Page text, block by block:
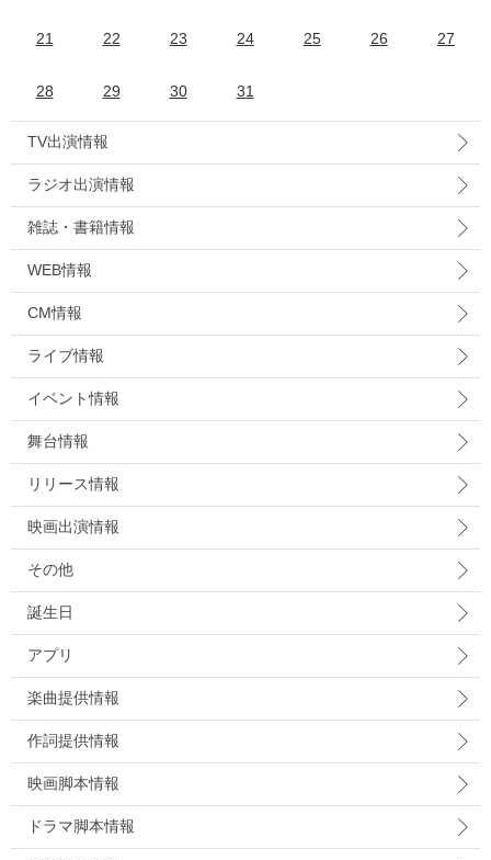
21 22 23 24 25 26 27
28 29 30 31
TV出演情報
ラジオ出演情報
雑誌・書籍情報
WEB情報
CM情報
ライブ情報
イベント情報
舞台情報
リリース情報
映画出演情報
その他
誕生日
アプリ
楽曲提供情報
作詞提供情報
映画脚本情報
ドラマ脚本情報